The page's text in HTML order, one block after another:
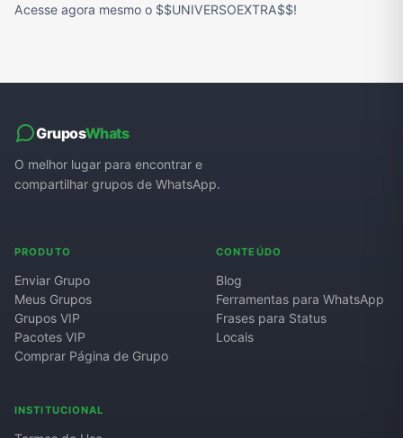
Acesse agora mesmo o $$UNIVERSOEXTRA$$!
GruposWhats
O melhor lugar para encontrar e
compartilhar grupos de WhatsApp.
PRODUTO
Enviar Grupo
Meus Grupos
Grupos VIP
Pacotes VIP
Comprar Página de Grupo
CONTEÚDO
Blog
Ferramentas para WhatsApp
Frases para Status
Locais
INSTITUCIONAL